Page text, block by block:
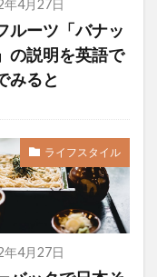
年4月27日
ルーツ「バナッ
の説明を英語で
みると
ライフスタイル
年4月27日